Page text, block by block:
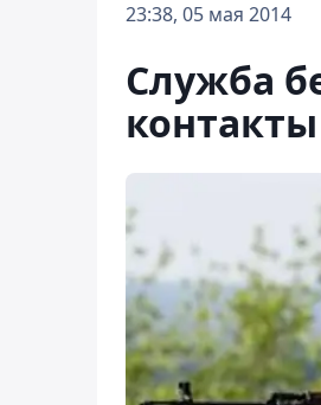
23:38, 05 мая 2014
Служба